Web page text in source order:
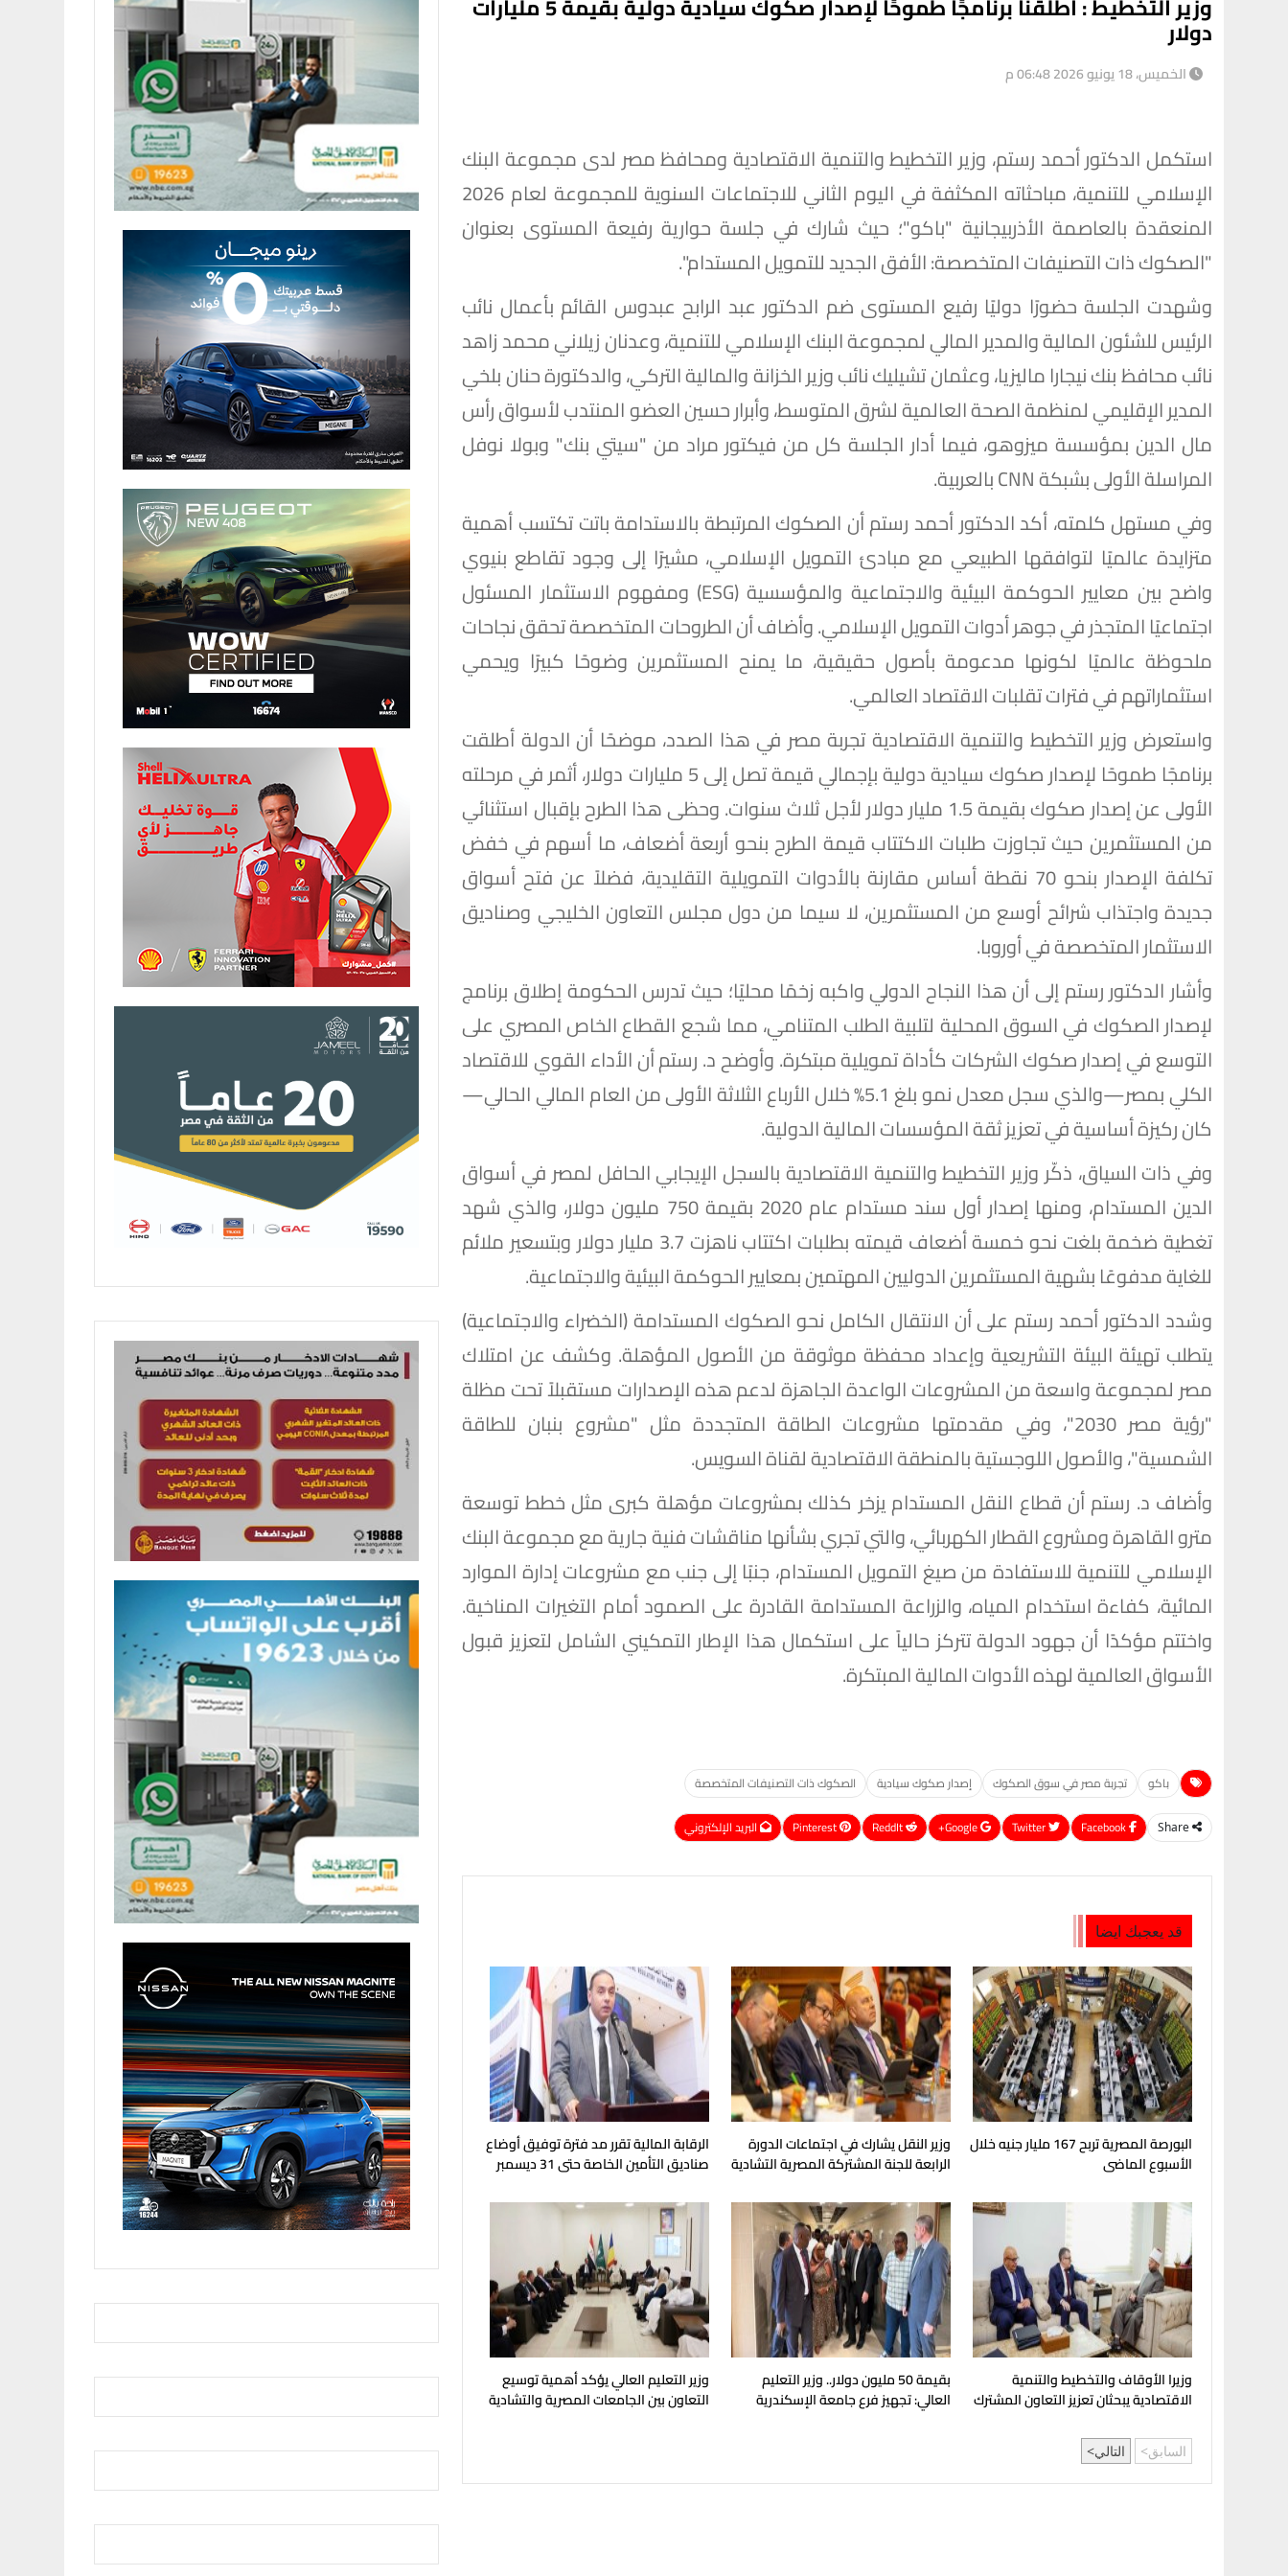
دولار
الخميس، 18 يونيو 2026 06:48 م
استكمل الدكتور أحمد رستم، وزير التخطيط والتنمية الاقتصادية ومحافظ مصر لدى مجموعة البنك
الإسلامي للتنمية، مباحثاته المكثفة في اليوم الثاني للاجتماعات السنوية للمجموعة لعام 2026
المنعقدة بالعاصمة الأذربيجانية "باكو"؛ حيث شارك في جلسة حوارية رفيعة المستوى بعنوان
"الصكوك ذات التصنيفات المتخصصة: الأفق الجديد للتمويل المستدام".
وشهدت الجلسة حضورًا دوليًا رفيع المستوى ضم الدكتور عبد الرابح عبدوس القائم بأعمال نائب
الرئيس للشئون المالية والمدير المالي لمجموعة البنك الإسلامي للتنمية، وعدنان زيلاني محمد زاهد
نائب محافظ بنك نيجارا ماليزيا، وعثمان تشيليك نائب وزير الخزانة والمالية التركي، والدكتورة حنان بلخي
المدير الإقليمي لمنظمة الصحة العالمية لشرق المتوسط، وأبرار حسين العضو المنتدب لأسواق رأس
مال الدين بمؤسسة ميزوهو، فيما أدار الجلسة كل من فيكتور مراد من "سيتي بنك" وبولا نوفل
المراسلة الأولى بشبكة CNN بالعربية.
وفي مستهل كلمته، أكد الدكتور أحمد رستم أن الصكوك المرتبطة بالاستدامة باتت تكتسب أهمية
متزايدة عالميًا لتوافقها الطبيعي مع مبادئ التمويل الإسلامي، مشيرًا إلى وجود تقاطع بنيوي
واضح بين معايير الحوكمة البيئية والاجتماعية والمؤسسية (ESG) ومفهوم الاستثمار المسئول
اجتماعيًا المتجذر في جوهر أدوات التمويل الإسلامي. وأضاف أن الطروحات المتخصصة تحقق نجاحات
ملحوظة عالميًا لكونها مدعومة بأصول حقيقية، ما يمنح المستثمرين وضوحًا كبيرًا ويحمي
استثماراتهم في فترات تقلبات الاقتصاد العالمي.
واستعرض وزير التخطيط والتنمية الاقتصادية تجربة مصر في هذا الصدد، موضحًا أن الدولة أطلقت
برنامجًا طموحًا لإصدار صكوك سيادية دولية بإجمالي قيمة تصل إلى 5 مليارات دولار، أثمر في مرحلته
الأولى عن إصدار صكوك بقيمة 1.5 مليار دولار لأجل ثلاث سنوات. وحظى هذا الطرح بإقبال استثنائي
من المستثمرين حيث تجاوزت طلبات الاكتتاب قيمة الطرح بنحو أربعة أضعاف، ما أسهم في خفض
تكلفة الإصدار بنحو 70 نقطة أساس مقارنة بالأدوات التمويلية التقليدية، فضلاً عن فتح أسواق
جديدة واجتذاب شرائح أوسع من المستثمرين، لا سيما من دول مجلس التعاون الخليجي وصناديق
الاستثمار المتخصصة في أوروبا.
وأشار الدكتور رستم إلى أن هذا النجاح الدولي واكبه زخمًا محليًا؛ حيث تدرس الحكومة إطلاق برنامج
لإصدار الصكوك في السوق المحلية لتلبية الطلب المتنامي، مما شجع القطاع الخاص المصري على
التوسع في إصدار صكوك الشركات كأداة تمويلية مبتكرة. وأوضح د. رستم أن الأداء القوي للاقتصاد
الكلي بمصر—والذي سجل معدل نمو بلغ 5.1% خلال الأرباع الثلاثة الأولى من العام المالي الحالي—
كان ركيزة أساسية في تعزيز ثقة المؤسسات المالية الدولية.
وفي ذات السياق، ذكّر وزير التخطيط والتنمية الاقتصادية بالسجل الإيجابي الحافل لمصر في أسواق
الدين المستدام، ومنها إصدار أول سند مستدام عام 2020 بقيمة 750 مليون دولار، والذي شهد
تغطية ضخمة بلغت نحو خمسة أضعاف قيمته بطلبات اكتتاب ناهزت 3.7 مليار دولار وبتسعير ملائم
للغاية مدفوعًا بشهية المستثمرين الدوليين المهتمين بمعايير الحوكمة البيئية والاجتماعية.
وشدد الدكتور أحمد رستم على أن الانتقال الكامل نحو الصكوك المستدامة (الخضراء والاجتماعية)
يتطلب تهيئة البيئة التشريعية وإعداد محفظة موثوقة من الأصول المؤهلة. وكشف عن امتلاك
مصر لمجموعة واسعة من المشروعات الواعدة الجاهزة لدعم هذه الإصدارات مستقبلاً تحت مظلة
"رؤية مصر 2030"، وفي مقدمتها مشروعات الطاقة المتجددة مثل "مشروع بنبان للطاقة
الشمسية"، والأصول اللوجستية بالمنطقة الاقتصادية لقناة السويس.
وأضاف د. رستم أن قطاع النقل المستدام يزخر كذلك بمشروعات مؤهلة كبرى مثل خطط توسعة
مترو القاهرة ومشروع القطار الكهربائي، والتي تجري بشأنها مناقشات فنية جارية مع مجموعة البنك
الإسلامي للتنمية للاستفادة من صيغ التمويل المستدام، جنبًا إلى جنب مع مشروعات إدارة الموارد
المائية، كفاءة استخدام المياه، والزراعة المستدامة القادرة على الصمود أمام التغيرات المناخية.
واختتم مؤكدًا أن جهود الدولة تتركز حالياً على استكمال هذا الإطار التمكيني الشامل لتعزيز قبول
الأسواق العالمية لهذه الأدوات المالية المبتكرة.
باكو تجربة مصر في سوق الصكوك إصدار صكوك سيادية الصكوك ذات التصنيفات المتخصصة
Share
Google+
ReddIt
Pinterest البريد الإلكتروني
قد يعجبك ايضا
البورصة المصرية تربح 167 مليار جنيه خلال
الأسبوع الماضى
وزير النقل يشارك في اجتماعات الدورة
الرابعة للجنة المشتركة المصرية التشادية
الرقابة المالية تقرر مد فترة توفيق أوضاع
صناديق التأمين الخاصة حتى 31 ديسمبر
وزيرا الأوقاف والتخطيط والتنمية
الاقتصادية يبحثان تعزيز التعاون المشترك
بقيمة 50 مليون دولار.. وزير التعليم
العالي: تجهيز فرع جامعة الإسكندرية
وزير التعليم العالي يؤكد أهمية توسيع
التعاون بين الجامعات المصرية والتشادية
السابق التالي